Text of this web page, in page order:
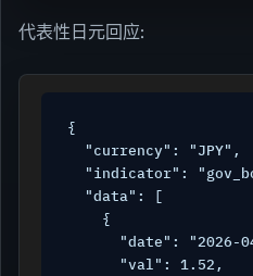
代表性日元回应:
{
  "currency": "JPY",
"indicator":
  "data": [
    {
"date": "2026-
      "val": 1.52,